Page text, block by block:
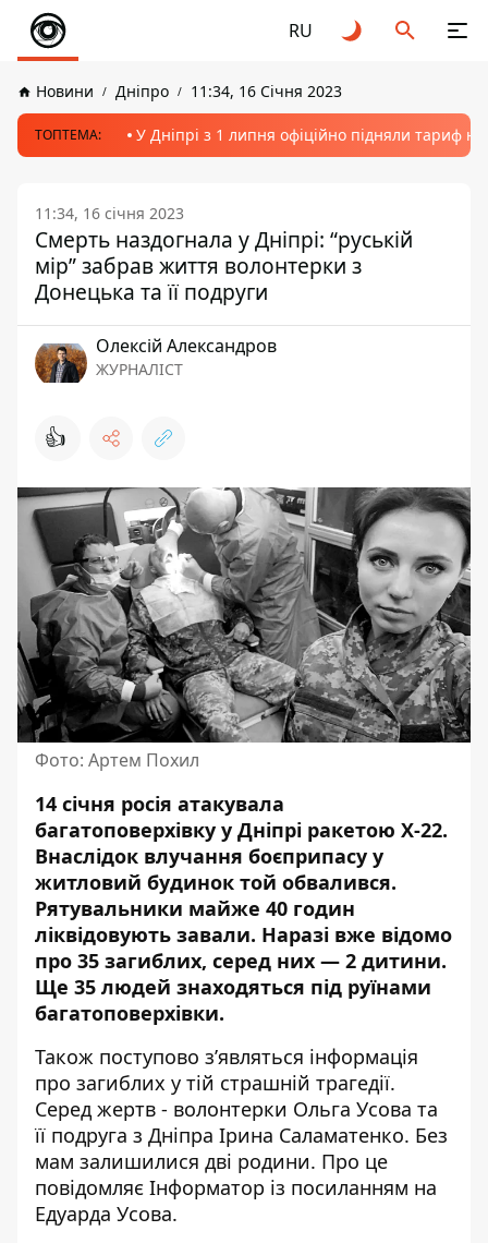
RU
Новини Дніпро 11:34, 16 Січня 2023
ТОПТЕМА: У Дніпрі з 1 липня офіційно підняли тариф
11:34, 16 січня 2023
Смерть наздогнала у Дніпрі: “руській
мір” забрав життя волонтерки з
Донецька та її подруги
Олексій Александров
ЖУРНАЛІСТ
👍
Фото: Артем Похил
14 січня росія атакувала
багатоповерхівку у Дніпрі ракетою Х-22.
Внаслідок влучання боєприпасу у
житловий будинок той обвалився.
Рятувальники майже 40 годин
ліквідовують завали. Наразі вже відомо
про 35 загиблих, серед них — 2 дитини.
Ще 35 людей знаходяться під руїнами
багатоповерхівки.
Також поступово з’являться інформація
про загиблих у тій страшній трагедії.
Серед жертв - волонтерки Ольга Усова та
її подруга з Дніпра Ірина Саламатенко. Без
мам залишилися дві родини. Про це
повідомляє Інформатор із посиланням на
Едуарда Усова.